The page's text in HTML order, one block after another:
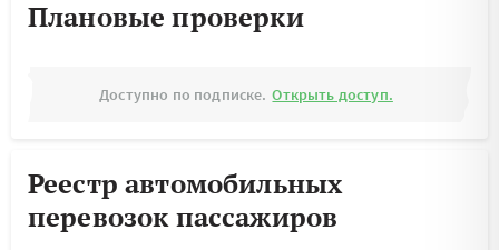
Плановые проверки
Доступно по подписке. Открыть доступ.
Реестр автомобильных
перевозок пассажиров